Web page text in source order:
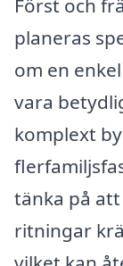
Först och
planeras
om en
vara
komplext
tänka på
ritningar